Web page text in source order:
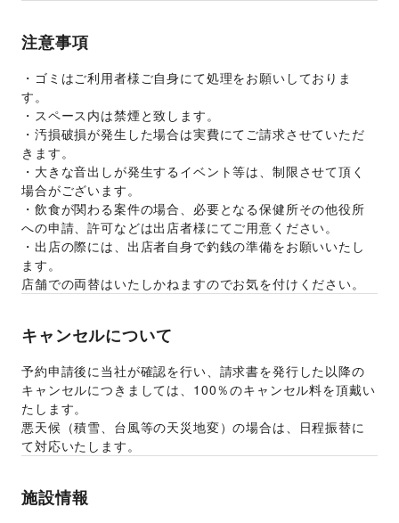
注意事項
・ゴミはご利用者様ご自身にて処理をお願いしておりま
す。
・スペース内は禁煙と致します。
・汚損破損が発生した場合は実費にてご請求させていただ
きます。
・大きな音出しが発生するイベント等は、制限させて頂く
場合がございます。
・飲食が関わる案件の場合、必要となる保健所その他役所
への申請、許可などは出店者様にてご用意ください。
・出店の際には、出店者自身で釣銭の準備をお願いいたし
ます。
店舗での両替はいたしかねますのでお気を付けください。
キャンセルについて
予約申請後に当社が確認を行い、請求書を発行した以降の
キャンセルにつきましては、100％のキャンセル料を頂戴い
たします。
悪天候（積雪、台風等の天災地変）の場合は、日程振替に
て対応いたします。
施設情報